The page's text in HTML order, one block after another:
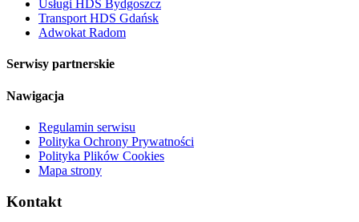
Usługi HDS Bydgoszcz
Transport HDS Gdańsk
Adwokat Radom
Serwisy partnerskie
Nawigacja
Regulamin serwisu
Polityka Ochrony Prywatności
Polityka Plików Cookies
Mapa strony
Kontakt